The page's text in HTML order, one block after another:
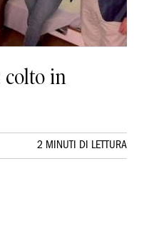
colto in
2 MINUTI DI LETTURA